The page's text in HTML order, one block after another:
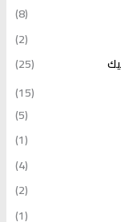
(8)
(2)
(25)
(15)
(5)
(1)
(4)
(2)
(1)